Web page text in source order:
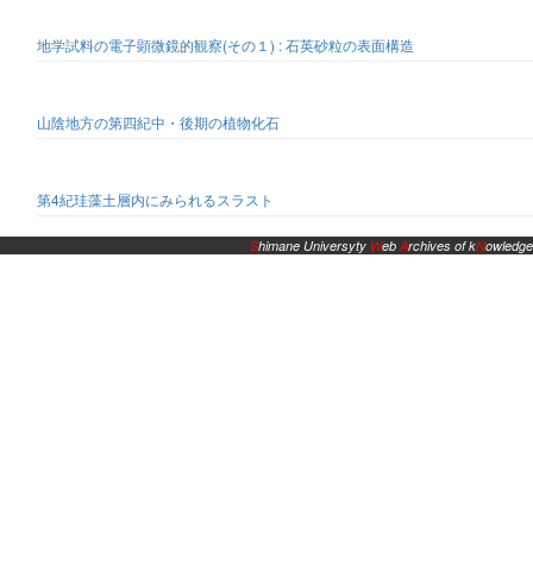
地学試料の電子顕微鏡的観察(その１) : 石英砂粒の表面構造
山陰地方の第四紀中・後期の植物化石
第4紀珪藻土層内にみられるスラスト
Shimane Universyty WebArchives of kNowledge